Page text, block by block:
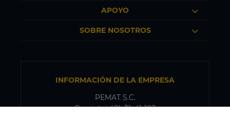
APOYO
SOBRE NOSOTROS
INFORMACIÓN DE LA EMPRESA
PEMAT S.C.
Przyjaźni 48b/11, 41-103